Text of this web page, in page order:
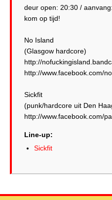
deur open: 20:30 /
kom op tijd!
No Island
(Glasgow hardcore)
http://
http://www.facebook.com/
Sickfit
(punk/hardcore uit Den
http://www.facebook.com/
Line-up:
Sickfit